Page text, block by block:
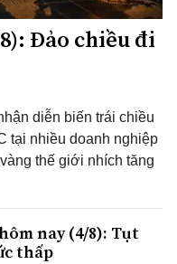
Đảo chiều đi
diễn biến trái chiều
tại nhiều doanh nghiệp
thế giới nhích tăng
nay (4/8): Tụt
thấp